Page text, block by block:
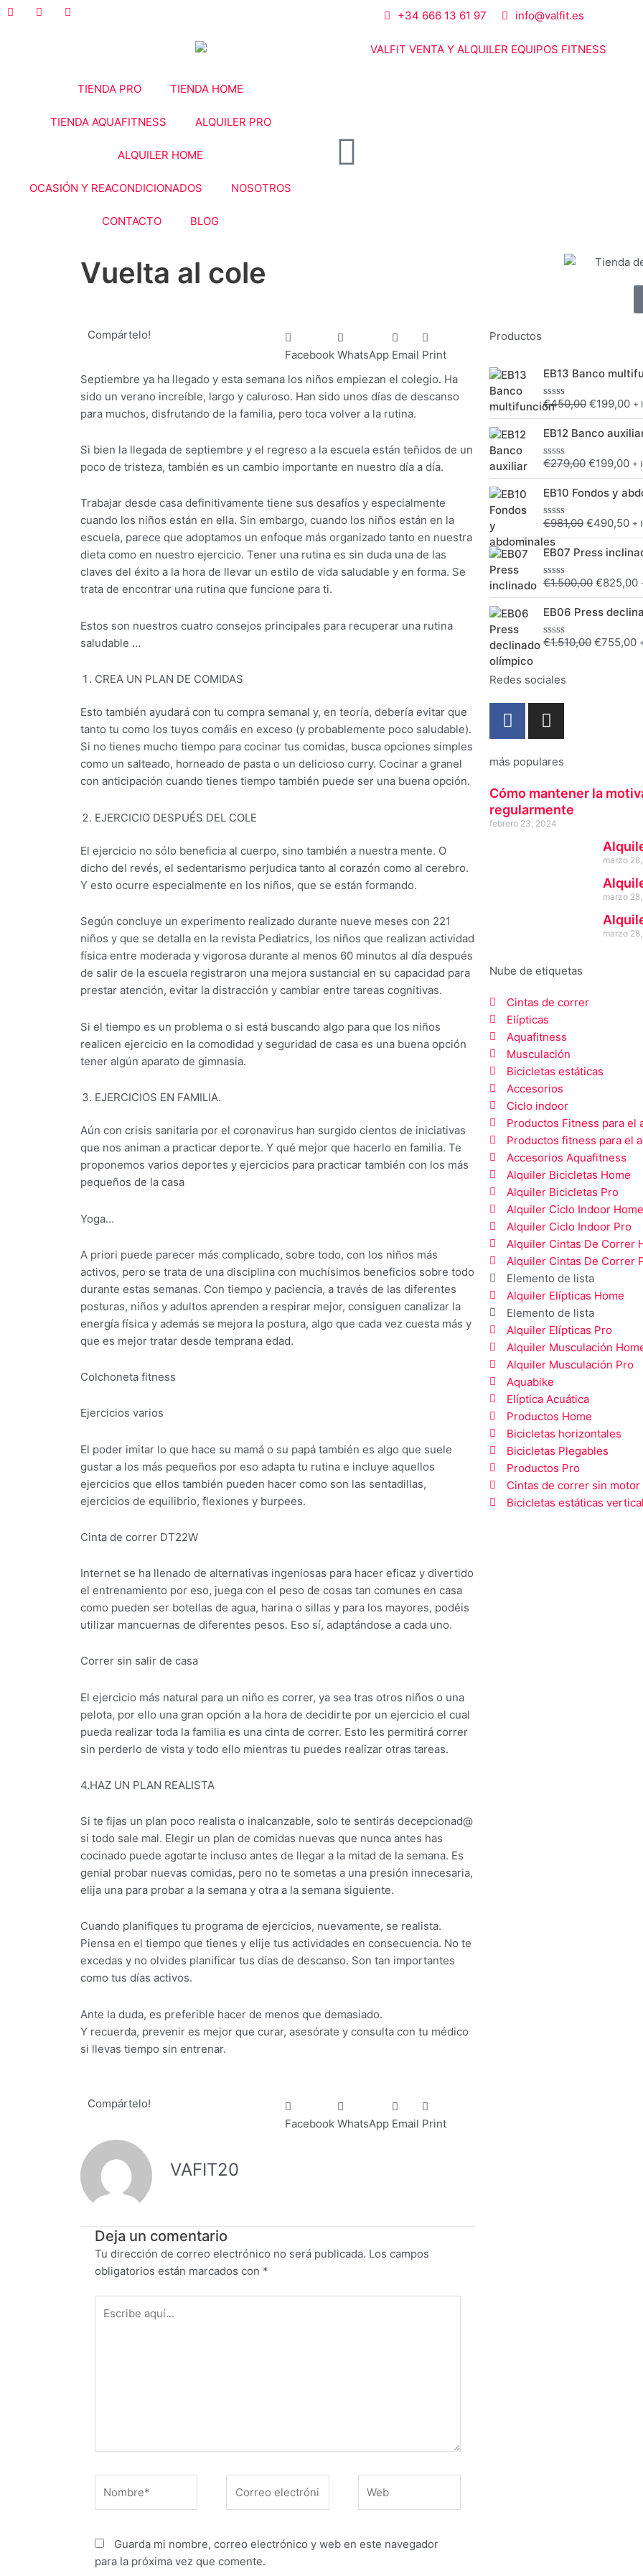
+34 666 13 61 97 info@valfit.es
TIENDA PRO TIENDA HOME
TIENDA AQUAFITNESS ALQUILER PRO
ALQUILER HOME
OCASIÓN Y REACONDICIONADOS NOSOTROS
CONTACTO BLOG
Vuelta al cole
Compártelo!
Facebook WhatsApp Email Print
Septiembre ya ha llegado y esta semana los niños empiezan el colegio. Ha
sido un verano increíble, largo y caluroso. Han sido unos días de descanso
para muchos, disfrutando de la familia, pero toca volver a la rutina.
Si bien la llegada de septiembre y el regreso a la escuela están teñidos de un
poco de tristeza, también es un cambio importante en nuestro día a día.
Trabajar desde casa definitivamente tiene sus desafíos y especialmente
cuando los niños están en ella. Sin embargo, cuando los niños están en la
escuela, parece que adoptamos un enfoque más organizado tanto en nuestra
dieta como en nuestro ejercicio. Tener una rutina es sin duda una de las
claves del éxito a la hora de llevar un estilo de vida saludable y en forma. Se
trata de encontrar una rutina que funcione para ti.
Estos son nuestros cuatro consejos principales para recuperar una rutina
saludable …
CREA UN PLAN DE COMIDAS
Esto también ayudará con tu compra semanal y, en teoría, debería evitar que
tanto tu como los tuyos comáis en exceso (y probablemente poco saludable).
Si no tienes mucho tiempo para cocinar tus comidas, busca opciones simples
como un salteado, horneado de pasta o un delicioso curry. Cocinar a granel
con anticipación cuando tienes tiempo también puede ser una buena opción.
EJERCICIO DESPUÉS DEL COLE
El ejercicio no sólo beneficia al cuerpo, sino también a nuestra mente. O
dicho del revés, el sedentarismo perjudica tanto al corazón como al cerebro.
Y esto ocurre especialmente en los niños, que se están formando.
Según concluye un experimento realizado durante nueve meses con 221
niños y que se detalla en la revista Pediatrics, los niños que realizan actividad
física entre moderada y vigorosa durante al menos 60 minutos al día después
de salir de la escuela registraron una mejora sustancial en su capacidad para
prestar atención, evitar la distracción y cambiar entre tareas cognitivas.
Si el tiempo es un problema o si está buscando algo para que los niños
realicen ejercicio en la comodidad y seguridad de casa es una buena opción
tener algún aparato de gimnasia.
EJERCICIOS EN FAMILIA.
Aún con crisis sanitaria por el coronavirus han surgido cientos de iniciativas
que nos animan a practicar deporte. Y qué mejor que hacerlo en familia. Te
proponemos varios deportes y ejercicios para practicar también con los más
pequeños de la casa
Yoga…
A priori puede parecer más complicado, sobre todo, con los niños más
activos, pero se trata de una disciplina con muchísimos beneficios sobre todo
durante estas semanas. Con tiempo y paciencia, a través de las diferentes
posturas, niños y adultos aprenden a respirar mejor, consiguen canalizar la
energía física y además se mejora la postura, algo que cada vez cuesta más y
que es mejor tratar desde temprana edad.
Colchoneta fitness
Ejercicios varios
El poder imitar lo que hace su mamá o su papá también es algo que suele
gustar a los más pequeños por eso adapta tu rutina e incluye aquellos
ejercicios que ellos también pueden hacer como son las sentadillas,
ejercicios de equilibrio, flexiones y burpees.
Cinta de correr DT22W
Internet se ha llenado de alternativas ingeniosas para hacer eficaz y divertido
el entrenamiento por eso, juega con el peso de cosas tan comunes en casa
como pueden ser botellas de agua, harina o sillas y para los mayores, podéis
utilizar mancuernas de diferentes pesos. Eso sí, adaptándose a cada uno.
Correr sin salir de casa
El ejercicio más natural para un niño es correr, ya sea tras otros niños o una
pelota, por ello una gran opción a la hora de decidirte por un ejercicio el cual
pueda realizar toda la familia es una cinta de correr. Esto les permitirá correr
sin perderlo de vista y todo ello mientras tu puedes realizar otras tareas.
4.HAZ UN PLAN REALISTA
Si te fijas un plan poco realista o inalcanzable, solo te sentirás decepcionad@
si todo sale mal. Elegir un plan de comidas nuevas que nunca antes has
cocinado puede agotarte incluso antes de llegar a la mitad de la semana. Es
genial probar nuevas comidas, pero no te sometas a una presión innecesaria,
elija una para probar a la semana y otra a la semana siguiente.
Cuando planifiques tu programa de ejercicios, nuevamente, se realista.
Piensa en el tiempo que tienes y elije tus actividades en consecuencia. No te
excedas y no olvides planificar tus días de descanso. Son tan importantes
como tus días activos.
Ante la duda, es preferible hacer de menos que demasiado.
Y recuerda, prevenir es mejor que curar, asesórate y consulta con tu médico
si llevas tiempo sin entrenar.
Compártelo!
Facebook WhatsApp Email Print
VAFIT20
Deja un comentario
Tu dirección de correo electrónico no será publicada. Los campos
obligatorios están marcados con *
aquí...
electrónico*
Guarda mi nombre, correo electrónico y web en este navegador
para la próxima vez que comente.
Productos
EB13 Banco
Valorado
con
0
de
5
€450,00
precio
original
€450,00.
€199,00
El
+
EB12 Banco
Valorado
con
0
de
5
€279,00
precio
original
€279,00.
€199,00
El
+
EB10 Fondos y
Valorado
con
0
de
5
€981,00
precio
original
€981,00.
€490,50 +
EB07 Press
Valorado
con
0
de
5
€1.500,00
precio
original
€825,00
EB06 Press
Valorado
de
5
€1.510,00
precio
original
€755,00
Redes sociales
F
a
e
o
o
I
n
t
g
r
más populares
Cómo mantener la
regularmente
febrero 23, 2024
marzo
marzo
marzo
Nube de etiquetas
Cintas de correr
Elípticas
Aquafitness
Musculación
Bicicletas estáticas
Accesorios
Ciclo indoor
Productos Fitness para el
Productos fitness para el
Accesorios Aquafitness
Alquiler Bicicletas Home
Alquiler Bicicletas Pro
Alquiler Ciclo Indoor Home
Alquiler Ciclo Indoor Pro
Alquiler Cintas De Correr
Alquiler Cintas De Correr
Elemento de lista
Alquiler Elípticas Home
Elemento de lista
Alquiler Elípticas Pro
Alquiler Musculación
Alquiler Musculación Pro
Aquabike
Elíptica Acuática
Productos Home
Bicicletas horizontales
Bicicletas Plegables
Productos Pro
Cintas de correr sin motor
Bicicletas estáticas